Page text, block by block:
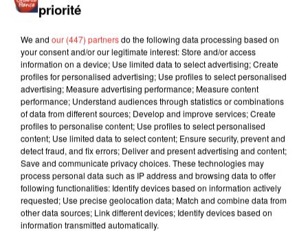
priorité
We and our (447) partnersdo the following data processing based on
your consent and/or our legitimate interest: Store and/or access
information on a device; Use limited data to select advertising; Create
profiles for personalised advertising; Use profiles to select personalised
advertising; Measure advertising performance; Measure content
performance; Understand audiences through statistics or combinations
of data from different sources; Develop and improve services; Create
profiles to personalise content; Use profiles to select personalised
content; Use limited data to select content; Ensure security, prevent and
detect fraud, and fix errors; Deliver and present advertising and content;
Save and communicate privacy choices. These technologies may
process personal data such as IP address and browsing data to offer
following functionalities: Identify devices based on information actively
requested; Use precise geolocation data; Match and combine data from
other data sources; Link different devices; Identify devices based on
information transmitted automatically.